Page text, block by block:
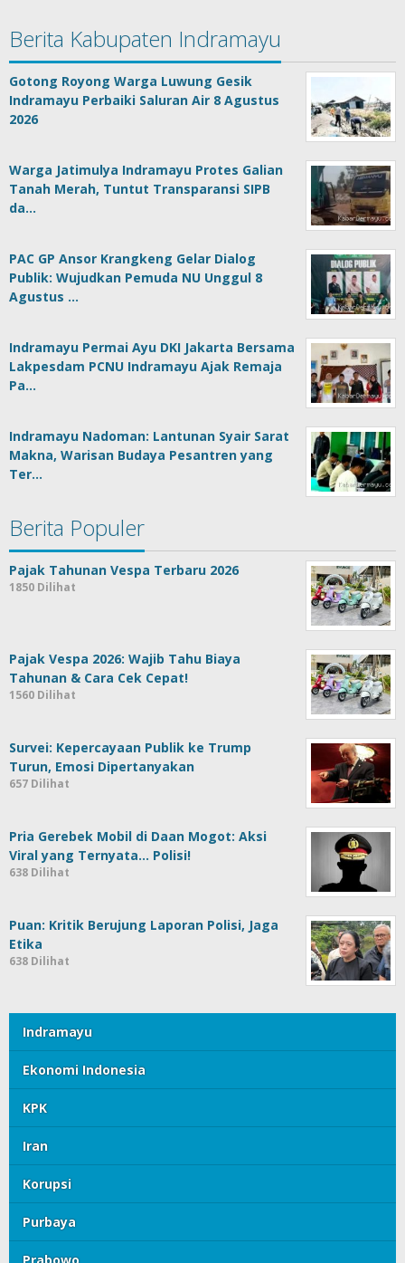
Berita Kabupaten Indramayu
Gotong Royong Warga Luwung Gesik
Indramayu Perbaiki Saluran Air 8 Agustus
2026
Warga Jatimulya Indramayu Protes Galian
Tanah Merah, Tuntut Transparansi SIPB
da…
PAC GP Ansor Krangkeng Gelar Dialog
Publik: Wujudkan Pemuda NU Unggul 8
Agustus …
Indramayu Permai Ayu DKI Jakarta Bersama
Lakpesdam PCNU Indramayu Ajak Remaja
Pa…
Indramayu Nadoman: Lantunan Syair Sarat
Makna, Warisan Budaya Pesantren yang
Ter…
Berita Populer
Pajak Tahunan Vespa Terbaru 2026
1850 Dilihat
Pajak Vespa 2026: Wajib Tahu Biaya
Tahunan & Cara Cek Cepat!
1560 Dilihat
Survei: Kepercayaan Publik ke Trump
Turun, Emosi Dipertanyakan
657 Dilihat
Pria Gerebek Mobil di Daan Mogot: Aksi
Viral yang Ternyata… Polisi!
638 Dilihat
Puan: Kritik Berujung Laporan Polisi, Jaga
Etika
638 Dilihat
Indramayu
Ekonomi Indonesia
KPK
Iran
Korupsi
Purbaya